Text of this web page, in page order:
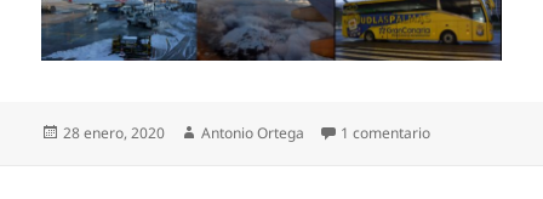
Publicado
28 enero, 2020 Autor
Antonio Ortega 1 comentarioen De crucero